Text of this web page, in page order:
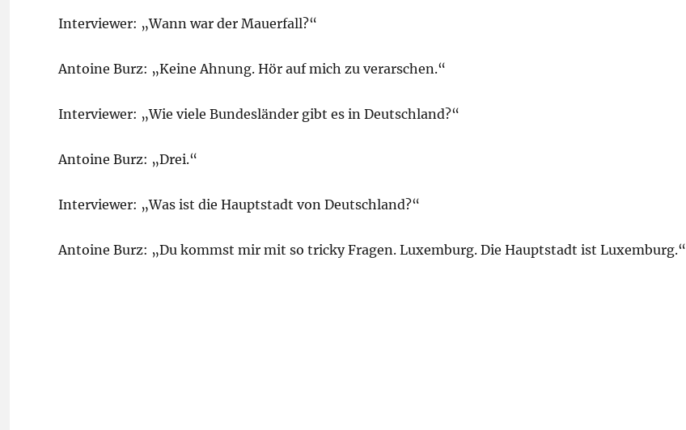
Interviewer: „Wann war der Mauerfall?“
Antoine Burz: „Keine Ahnung. Hör auf mich zu verarschen.“
Interviewer: „Wie viele Bundesländer gibt es in Deutschland?“
Antoine Burz: „Drei.“
Interviewer: „Was ist die Hauptstadt von Deutschland?“
Antoine Burz: „Du kommst mir mit so tricky Fragen. Luxemburg. Die Hauptstadt ist Luxemburg.“